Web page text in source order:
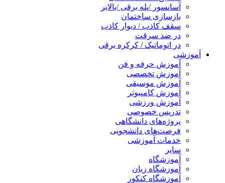
آسانسور /پله برقی /بالابر
بازسازی ساختمان
سقف کاذب / دیوار کاذب
در ضد سرقت
در اتوماتیک / کرکره برقی
آموزشی
آموزش حرفه و فن
آموزش تخصصی
آموزش موسیقی
آموزش کامپیوتر
آموزش ورزشی
تدریس خصوصی
پروژه‌های دانشگاهی
فرصت‌های دانشجویی
خدمات آموزشی
سایر
آموزشگاه
آموزشگاه زبان
آموزشگاه کنکور